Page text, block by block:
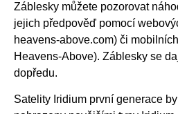
Záblesky můžete pozorovat
jejich předpověď pomocí
heavens-above.com) či
Heavens-Above). Záblesky se
dopředu.
Satelity Iridium první generace